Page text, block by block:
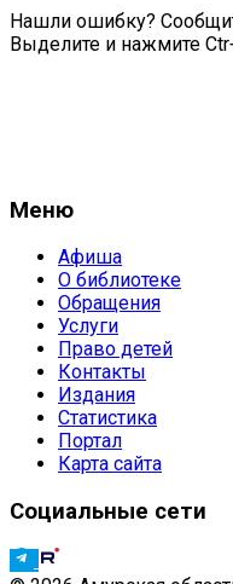
Нашли ошибку?
Выделите и нажмите
Меню
Афиша
О библиотеке
Обращения
Услуги
Право детей
Контакты
Издания
Статистика
Портал
Карта сайта
Социальные сети